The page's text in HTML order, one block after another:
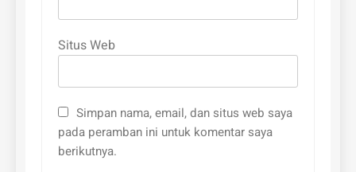
Situs Web
Simpan nama, email, dan situs web saya
pada peramban ini untuk komentar saya
berikutnya.